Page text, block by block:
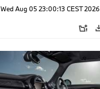
Wed Aug 05 23:00:13 CEST 2026